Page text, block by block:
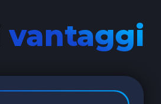
vantaggi